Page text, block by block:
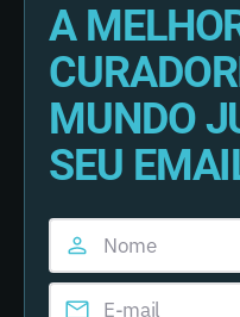
A
MUNDO
SEU